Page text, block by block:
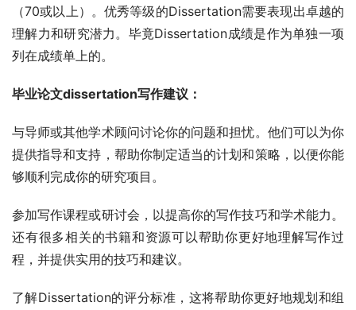
（70或以上）。优秀等级的Dissertation需要表现出卓越的
理解力和研究潜力。毕竟Dissertation成绩是作为单独一项
列在成绩单上的。
毕业论文dissertation写作建议：
与导师或其他学术顾问讨论你的问题和担忧。他们可以为你
提供指导和支持，帮助你制定适当的计划和策略，以便你能
够顺利完成你的研究项目。
参加写作课程或研讨会，以提高你的写作技巧和学术能力。
还有很多相关的书籍和资源可以帮助你更好地理解写作过
程，并提供实用的技巧和建议。
了解Dissertation的评分标准，这将帮助你更好地规划和组